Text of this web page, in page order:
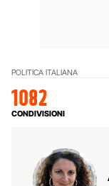
POLITICA ITALIANA
1082
CONDIVISIONI